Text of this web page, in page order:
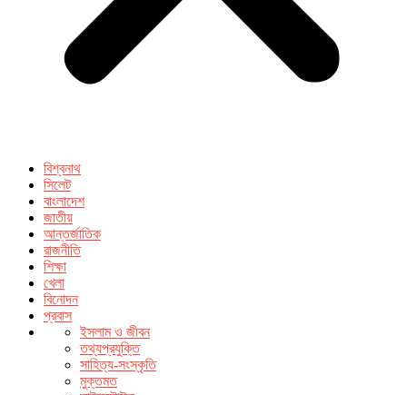
বিশ্বনাথ
সিলেট
বাংলাদেশ
জাতীয়
আন্তর্জাতিক
রাজনীতি
শিক্ষা
খেলা
বিনোদন
প্রবাস
ইসলাম ও জীবন
তথ্যপ্রযুক্তি
সাহিত্য-সংস্কৃতি
মুক্তমত